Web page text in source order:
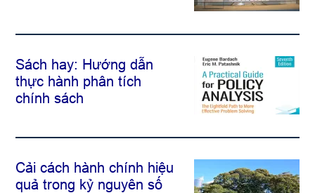
Sách hay: Hướng dẫn
thực hành phân tích
chính sách
Cải cách hành chính hiệu
quả trong kỷ nguyên số